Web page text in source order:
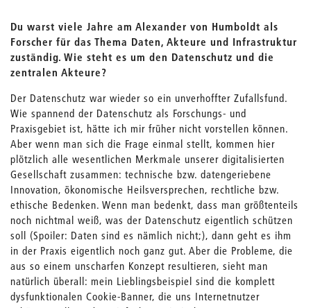
Du warst viele Jahre am Alexander von Humboldt als
Forscher für das Thema Daten, Akteure und Infrastruktur
zuständig. Wie steht es um den Datenschutz und die
zentralen Akteure?
Der Datenschutz war wieder so ein unverhoffter Zufallsfund.
Wie spannend der Datenschutz als Forschungs- und
Praxisgebiet ist, hätte ich mir früher nicht vorstellen können.
Aber wenn man sich die Frage einmal stellt, kommen hier
plötzlich alle wesentlichen Merkmale unserer digitalisierten
Gesellschaft zusammen: technische bzw. datengeriebene
Innovation, ökonomische Heilsversprechen, rechtliche bzw.
ethische Bedenken. Wenn man bedenkt, dass man größtenteils
noch nichtmal weiß, was der Datenschutz eigentlich schützen
soll (Spoiler: Daten sind es nämlich nicht;), dann geht es ihm
in der Praxis eigentlich noch ganz gut. Aber die Probleme, die
aus so einem unscharfen Konzept resultieren, sieht man
natürlich überall: mein Lieblingsbeispiel sind die komplett
dysfunktionalen Cookie-Banner, die uns Internetnutzer